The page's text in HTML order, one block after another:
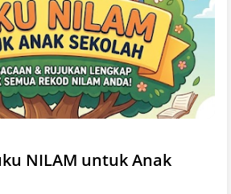
NILAM untuk Anak